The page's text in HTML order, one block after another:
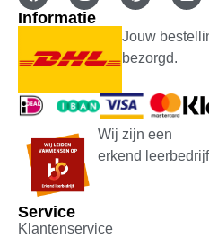
Informatie
Jouw
bezorgd.
Wij zijn een
erkend
Service
Klantenservice